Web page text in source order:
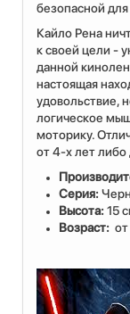
безопасной
Кайло Рена
к своей цели -
данной
настоящая
удовольствие,
логическое
моторику.
от 4-х лет либо
Серия:
Высота:15
Возраст: